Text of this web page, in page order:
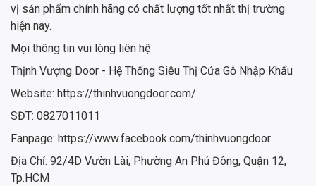
vị sản phẩm chính hãng có chất lượng tốt nhất thị trường
hiện nay.
Mọi thông tin vui lòng liên hệ
Thịnh Vượng Door - Hệ Thống Siêu Thị Cửa Gỗ Nhập Khẩu
Website: https://thinhvuongdoor.com/
SĐT: 0827011011
Fanpage: https://www.facebook.com/thinhvuongdoor
Địa Chỉ: 92/4D Vườn Lài, Phường An Phú Đông, Quận 12,
Tp.HCM